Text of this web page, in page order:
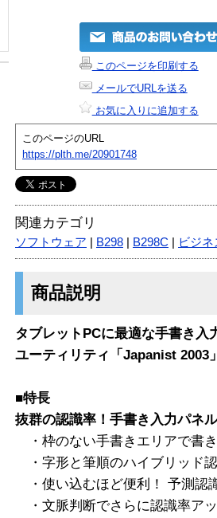
このページを印刷する
メールでURLを送る
お気に入りに追加する
このページのURL
https://plth.me/20901748
関連カテゴリ
ソフトウェア B298 B298C ビジネ
商品説明
タブレットPCに最適な手書き入
ユーティリティ「Japanist 2003
■特長
抜群の認識率！手書き入力パネ
・枠のない手書きエリアで書
・字形と筆順のハイブリッド
・使い込むほど便利！ 予測認
・文脈判断でさらに認識率ア